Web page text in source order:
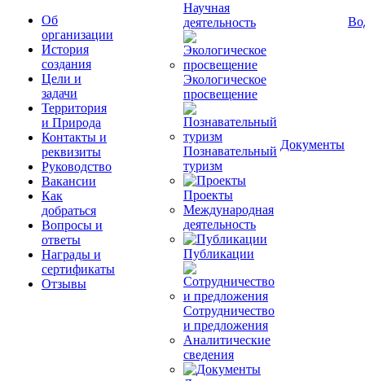
Об
организации
История
создания
Цели и
задачи
Территория
и Природа
Контакты и
реквизиты
Руководство
Вакансии
Как
добраться
Вопросы и
ответы
Награды и
сертификаты
Отзывы
Научная
деятельность
Экологическое
просвещение
Познавательный
туризм
Проекты
Международная
деятельность
Публикации
Сотрудничество
и предложения
Аналитические
сведения
Документы